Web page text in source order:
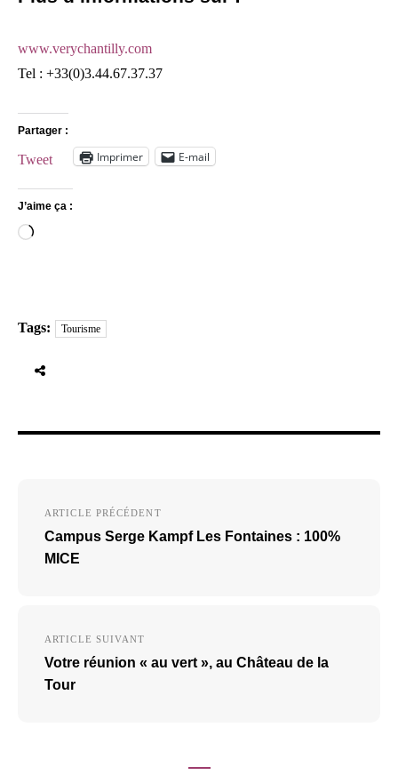
www.verychantilly.com
Tel : +33(0)3.44.67.37.37
Partager :
Tweet Imprimer E-mail
J’aime ça :
Chargement…
Tags: Tourisme
l’article
ARTICLE PRÉCÉDENT
Campus Serge Kampf Les Fontaines : 100%
MICE
ARTICLE SUIVANT
Votre réunion « au vert », au Château de la
Tour